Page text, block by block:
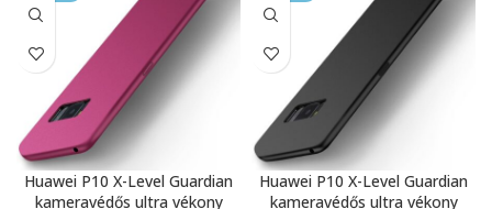
Huawei P10 X-Level Guardian
kameravédős ultra vékony
Huawei P10 X-Level Guardian
kameravédős ultra vékony